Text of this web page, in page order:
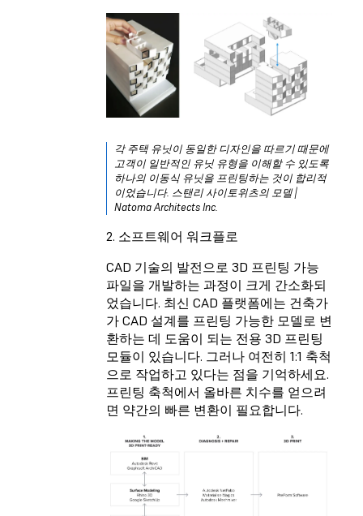
각 주택 유닛이 동일한 디자인을 따르기 때문에
고객이 일반적인 유닛 유형을 이해할 수 있도록
하나의 이동식 유닛을 프린팅하는 것이 합리적
이었습니다. 스탠리 사이토위츠의 모델 |
Natoma Architects Inc.
2. 소프트웨어 워크플로
CAD 기술의 발전으로 3D 프린팅 가능
파일을 개발하는 과정이 크게 간소화되
었습니다. 최신 CAD 플랫폼에는 건축가
가 CAD 설계를 프린팅 가능한 모델로 변
환하는 데 도움이 되는 전용 3D 프린팅
모듈이 있습니다. 그러나 여전히 1:1 축척
으로 작업하고 있다는 점을 기억하세요.
프린팅 축척에서 올바른 치수를 얻으려
면 약간의 빠른 변환이 필요합니다.